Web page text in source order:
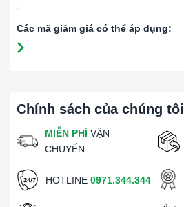
Chính sách của chúng tôi
MIỄN PHÍ VẬN
CHUYỂN
HOTLINE 0971.344.344
Các mã giảm giá có thể áp dụng: